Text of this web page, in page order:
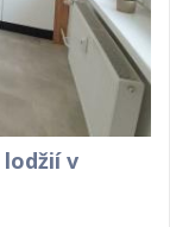
lodžií v